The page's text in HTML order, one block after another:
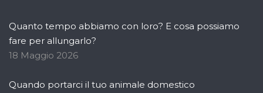
Quanto tempo abbiamo con loro? E cosa possiamo
fare per allungarlo?
18 Maggio 2026
Quando portarci il tuo animale domestico